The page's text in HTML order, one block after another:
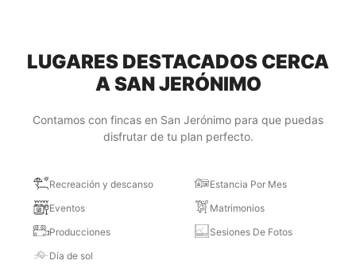
LUGARES DESTACADOS CERCA
A SAN JERÓNIMO
Contamos con fincas en San Jerónimo para que puedas
disfrutar de tu plan perfecto.
Recreación y descanso
Estancia Por Mes
Eventos
Matrimonios
Producciones
Sesiones De Fotos
Día de sol